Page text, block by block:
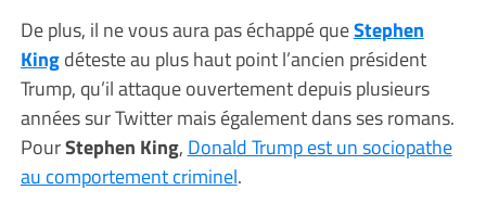
De plus, il ne vous aura pas échappé queStephen
Kingdéteste au plus haut point l’ancien président
Trump, qu’il attaque ouvertement depuis plusieurs
années sur Twitter mais également dans ses romans.
PourStephen King, Donald Trump est un sociopathe
au comportement criminel.